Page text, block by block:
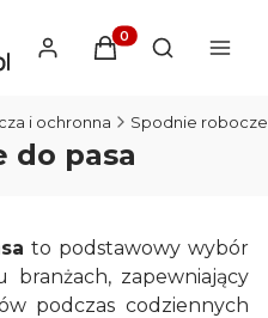
Produkty w
Otwórz
i ochronna Spodnie robocze
do pasa
to podstawowy wybór
zapewniający
podczas codziennych